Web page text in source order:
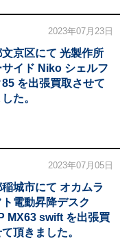
2023年07月23日
京区にて 光製作所
イド Niko シェルフ
を出張買取させて
た。
2023年07月05日
城市にて オカムラ
ト電動昇降デスク
MX63 swift を出張買
頂きました。